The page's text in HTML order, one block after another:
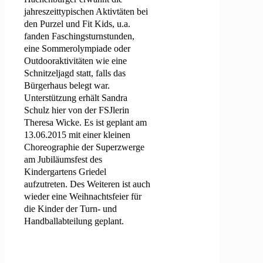
jahreszeittypischen Aktivtäten bei
den Purzel und Fit Kids, u.a.
fanden Faschingsturnstunden,
eine Sommerolympiade oder
Outdooraktivitäten wie eine
Schnitzeljagd statt, falls das
Bürgerhaus belegt war.
Unterstützung erhält Sandra
Schulz hier von der FSJlerin
Theresa Wicke. Es ist geplant am
13.06.2015 mit einer kleinen
Choreographie der Superzwerge
am Jubiläumsfest des
Kindergartens Griedel
aufzutreten. Des Weiteren ist auch
wieder eine Weihnachtsfeier für
die Kinder der Turn- und
Handballabteilung geplant.